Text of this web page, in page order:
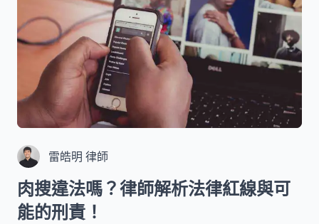
雷皓明 律師
肉搜違法嗎？律師解析法律紅線與可
能的刑責！